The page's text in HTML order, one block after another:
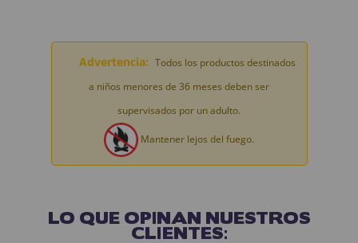
Advertencia: Todos los productos destinados
a niños menores de 36 meses deben ser
supervisados por un adulto.
Mantener lejos del fuego.
LO QUE OPINAN NUESTROS
CLIENTES: